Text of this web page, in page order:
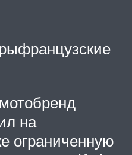
на
ограниченную